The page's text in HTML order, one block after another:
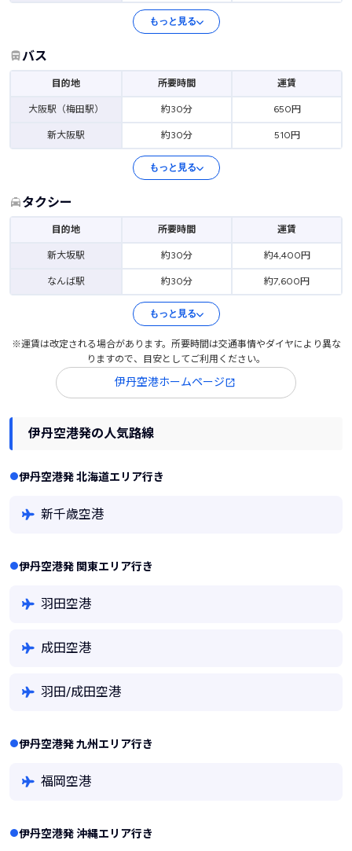
もっと見る
バス
目的地 所要時間 運賃
大阪駅（梅田駅） 約30分 650円
新大阪駅 約30分 510円
もっと見る
タクシー
目的地 所要時間 運賃
新大坂駅 約30分 約4,400円
なんば駅 約30分 約7,600円
もっと見る
※運賃は改定される場合があります。所要時間は交通事情やダイヤにより異な
りますので、目安としてご利用ください。
伊丹空港ホームページ
伊丹空港発の人気路線
伊丹空港発 北海道エリア行き
新千歳空港
伊丹空港発 関東エリア行き
羽田空港
成田空港
羽田/成田空港
伊丹空港発 九州エリア行き
福岡空港
伊丹空港発 沖縄エリア行き